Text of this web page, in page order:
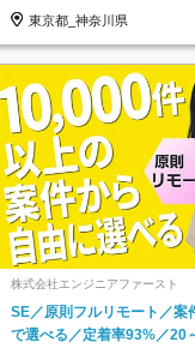
東京都_神奈川県
株式会社エンジニアファースト
SE／原則フルリモート／案
で選べる／定着率93%／20